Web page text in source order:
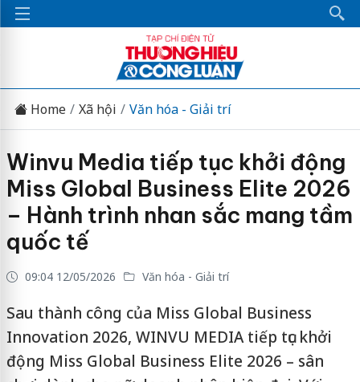
Home Xã hội Văn hóa - Giải trí
Winvu Media tiếp tục khởi động
Miss Global Business Elite 2026
– Hành trình nhan sắc mang tầm
quốc tế
09:04 12/05/2026 Văn hóa - Giải trí
Sau thành công của Miss Global Business
Innovation 2026, WINVU MEDIA tiếp tục khởi
động Miss Global Business Elite 2026 – sân